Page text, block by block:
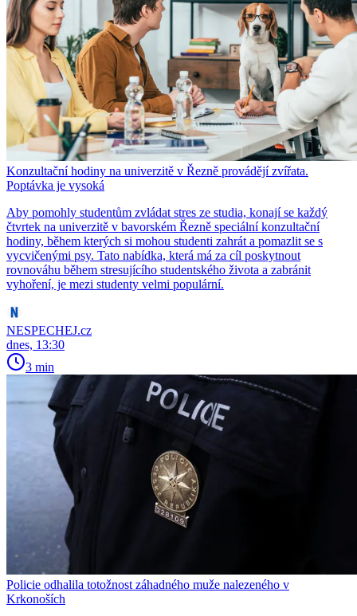
Konzultační hodiny na univerzitě v Řezně provádějí zvířata.
Poptávka je vysoká
Aby pomohly studentům zvládat stres ze studia, konají se každý
čtvrtek na univerzitě v bavorském Řezně speciální konzultační
hodiny, během kterých si mohou studenti zahrát a pomazlit se s
vycvičenými psy. Tato nabídka, která má za cíl poskytnout
rovnováhu během stresujícího studentského života a zabránit
vyhoření, je mezi studenty velmi populární.
NESPECHEJ.cz
dnes, 13:30
3 min
Policie odhalila totožnost záhadného muže nalezeného v
Krkonoších